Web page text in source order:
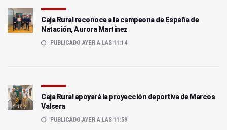
Caja Rural reconoce a la campeona de España de
Natación, Aurora Martínez
PUBLICADO AYER A LAS 11:14
Caja Rural apoyará la proyección deportiva de Marcos
Valsera
PUBLICADO AYER A LAS 11:59